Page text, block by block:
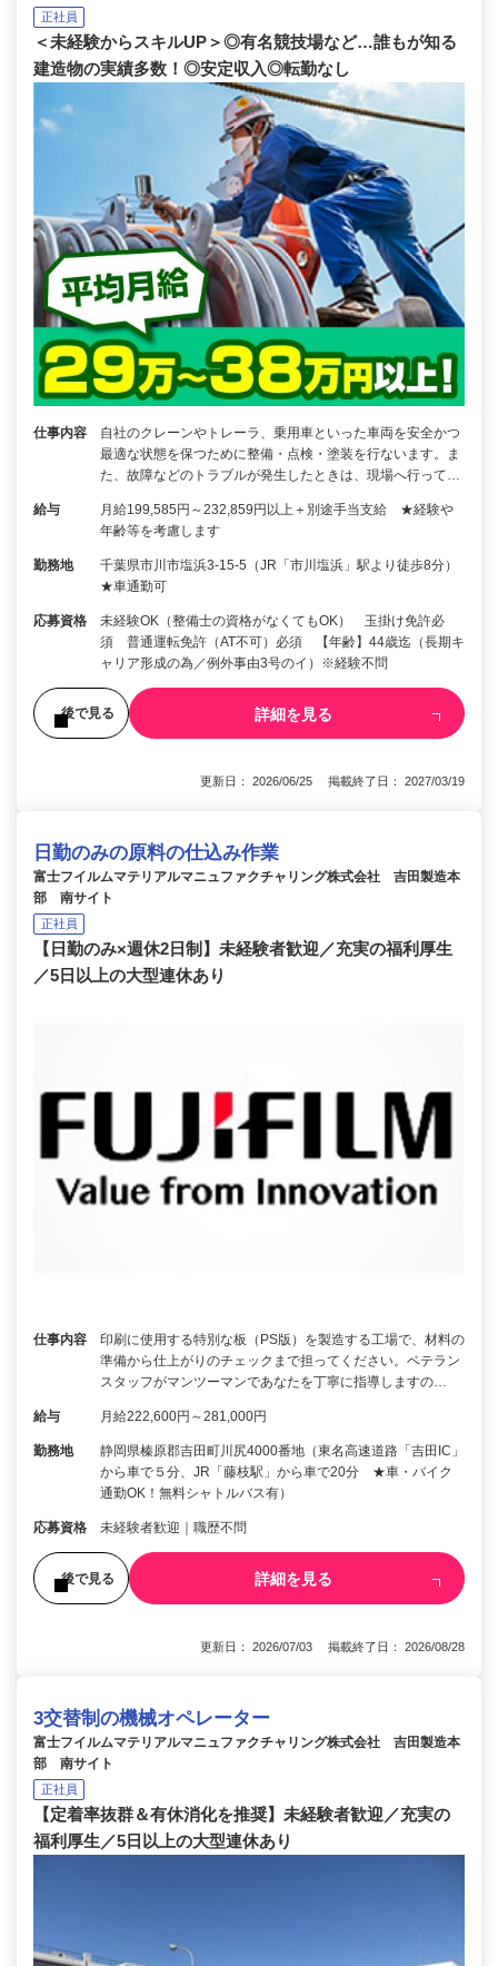
正社員
＜未経験からスキルUP＞◎有名競技場など…誰もが知る
建造物の実績多数！◎安定収入◎転勤なし
仕事内容
自社のクレーンやトレーラ、乗用車といった車両を安全かつ
最適な状態を保つために整備・点検・塗装を行ないます。ま
た、故障などのトラブルが発生したときは、現場へ行って…
給与
月給199,585円～232,859円以上＋別途手当支給 ★経験や
年齢等を考慮します
勤務地
千葉県市川市塩浜3-15-5（JR「市川塩浜」駅より徒歩8分）
★車通勤可
応募資格
未経験OK（整備士の資格がなくてもOK） 玉掛け免許必
須 普通運転免許（AT不可）必須 【年齢】44歳迄（長期キ
ャリア形成の為／例外事由3号のイ）※経験不問
後で見る 詳細を見る
更新日： 2026/06/25 掲載終了日： 2027/03/19
日勤のみの原料の仕込み作業
富士フイルムマテリアルマニュファクチャリング株式会社 吉田製造本
部 南サイト
正社員
【日勤のみ×週休2日制】未経験者歓迎／充実の福利厚生
／5日以上の大型連休あり
仕事内容
印刷に使用する特別な板（PS版）を製造する工場で、材料の
準備から仕上がりのチェックまで担ってください。ベテラン
スタッフがマンツーマンであなたを丁寧に指導しますの…
給与 月給222,600円～281,000円
勤務地
静岡県榛原郡吉田町川尻4000番地（東名高速道路「吉田IC」
から車で５分、JR「藤枝駅」から車で20分 ★車・バイク
通勤OK！無料シャトルバス有）
応募資格 未経験者歓迎｜職歴不問
後で見る 詳細を見る
更新日： 2026/07/03 掲載終了日： 2026/08/28
3交替制の機械オペレーター
富士フイルムマテリアルマニュファクチャリング株式会社 吉田製造本
部 南サイト
正社員
【定着率抜群＆有休消化を推奨】未経験者歓迎／充実の
福利厚生／5日以上の大型連休あり